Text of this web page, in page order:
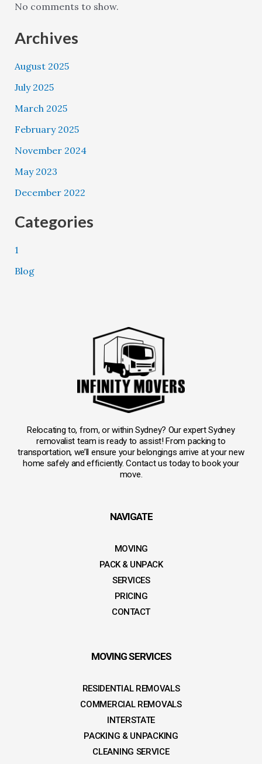
No comments to show.
Archives
August 2025
July 2025
March 2025
February 2025
November 2024
May 2023
December 2022
Categories
1
Blog
Relocating to, from, or within Sydney? Our expert Sydney
removalist team is ready to assist! From packing to
transportation, we’ll ensure your belongings arrive at your new
home safely and efficiently. Contact us today to book your
move.
NAVIGATE
MOVING
PACK & UNPACK
SERVICES
PRICING
CONTACT
MOVING SERVICES
RESIDENTIAL REMOVALS
COMMERCIAL REMOVALS
INTERSTATE
PACKING & UNPACKING
CLEANING SERVICE